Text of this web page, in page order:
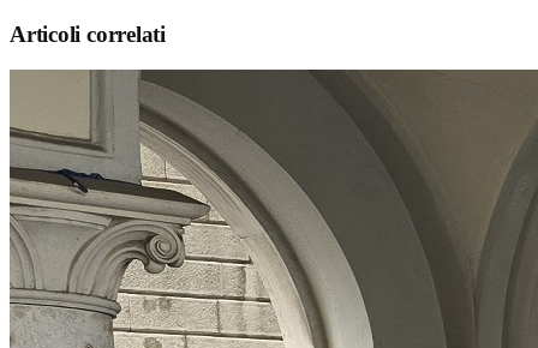
Articoli correlati